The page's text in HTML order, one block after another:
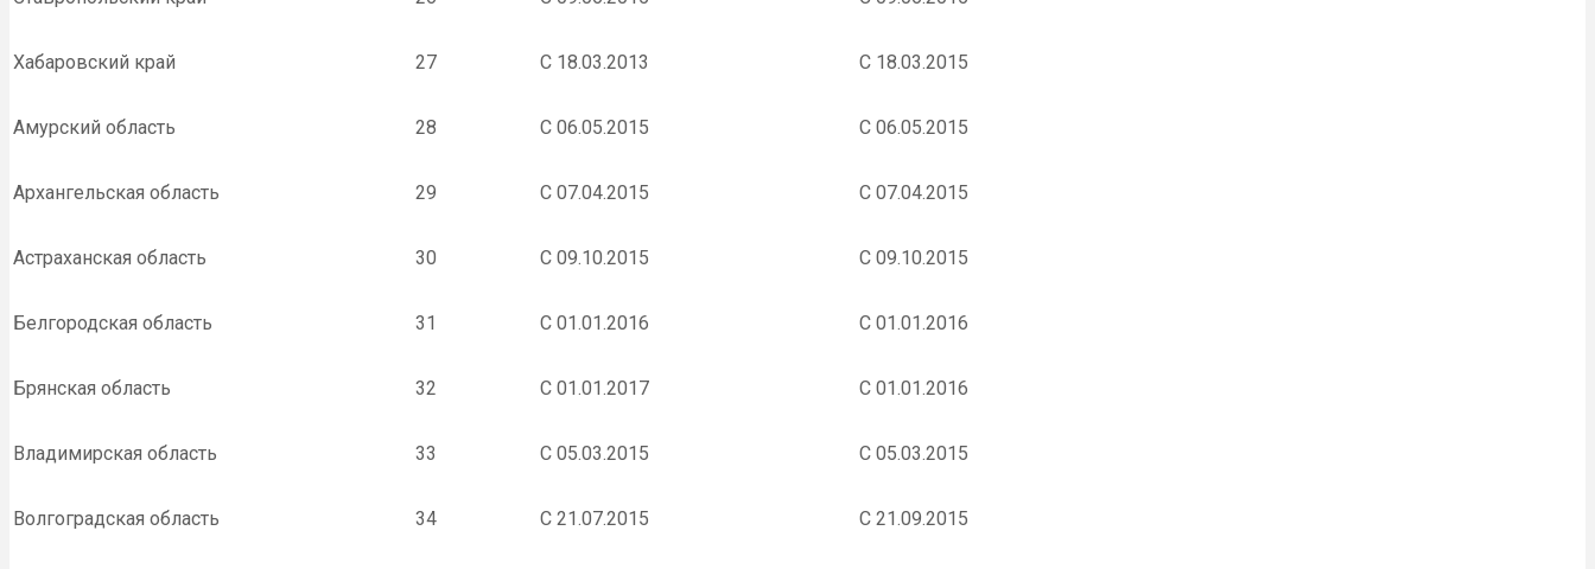
Хабаровский край 27 С 18.03.2013 С 18.03.2015
Амурский область 28 С 06.05.2015 С 06.05.2015
Архангельская область 29 С 07.04.2015 С 07.04.2015
Астраханская область 30 С 09.10.2015 С 09.10.2015
Белгородская область 31 С 01.01.2016 С 01.01.2016
Брянская область 32 С 01.01.2017 С 01.01.2016
Владимирская область 33 С 05.03.2015 С 05.03.2015
Волгоградская область 34 С 21.07.2015 С 21.09.2015